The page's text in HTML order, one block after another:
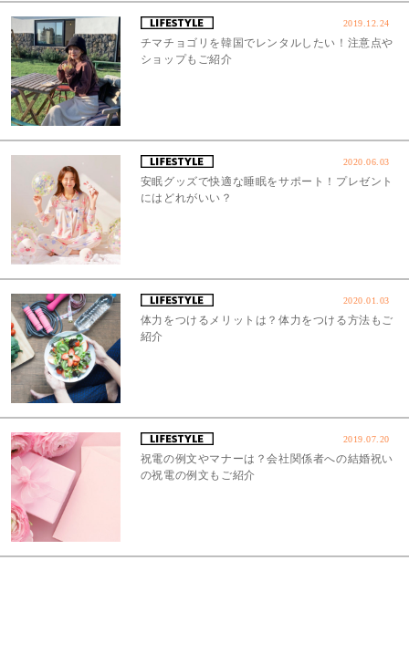
2019.12.24
チマチョゴリを韓国でレンタルしたい！注意点や
ショップもご紹介
2020.06.03
安眠グッズで快適な睡眠をサポート！プレゼント
にはどれがいい？
2020.01.03
体力をつけるメリットは？体力をつける方法もご
紹介
2019.07.20
祝電の例文やマナーは？会社関係者への結婚祝い
の祝電の例文もご紹介